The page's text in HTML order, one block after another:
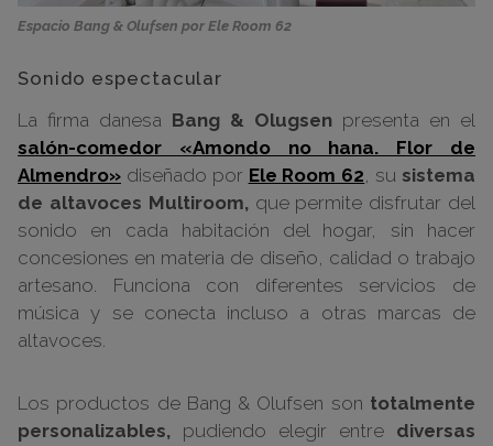
Espacio Bang & Olufsen por Ele Room 62
Sonido espectacular
La firma danesa Bang & Olugsen presenta en el
salón-comedor «Amondo no hana. Flor de
Almendro» diseñado por Ele Room 62, su sistema
de altavoces Multiroom,que permite disfrutar del
sonido en cada habitación del hogar, sin hacer
concesiones en materia de diseño, calidad o trabajo
artesano. Funciona con diferentes servicios de
música y se conecta incluso a otras marcas de
altavoces.
Los productos de Bang & Olufsen son totalmente
personalizables, pudiendo elegir entre diversas